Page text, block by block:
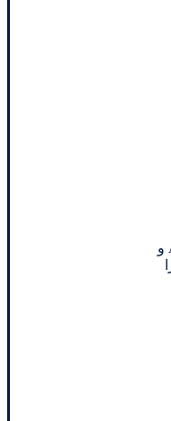
در این بخش به شرح روش جدایش نیتروژن از هوا توسط مواد جاذب میپردازیم اما قبل از اینکه به جزییات این موضوع بپردازیم، لازم است با دو مفهوم مهم Adsorption و Absorption و